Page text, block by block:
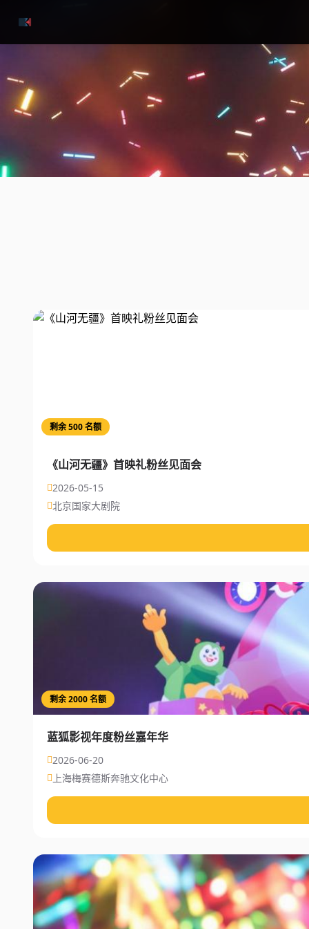
剩余 500 名额
《山河无疆》首映礼粉丝见面会
2026-05-15
北京国家大剧院
剩余 2000 名额
蓝狐影视年度粉丝嘉年华
2026-06-20
上海梅赛德斯奔驰文化中心